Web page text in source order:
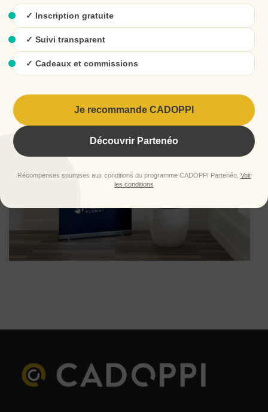
✓ Inscription gratuite
✓ Suivi transparent
✓ Cadeaux et commissions
Je recommande CADOPPI
Découvrir Partenéo
Récompenses soumises aux conditions du programme CADOPPI Partenéo. Voir
les conditions